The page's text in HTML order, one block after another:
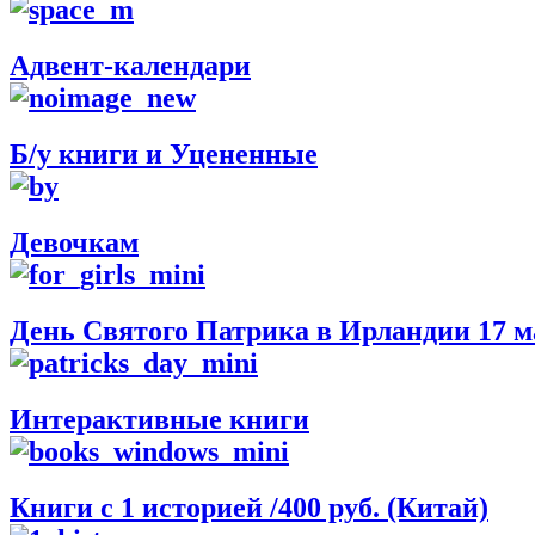
Адвент-календари
Б/у книги и Уцененные
Девочкам
День Святого Патрика в Ирландии 17
Интерактивные книги
Книги с 1 историей /400 руб. (Китай)